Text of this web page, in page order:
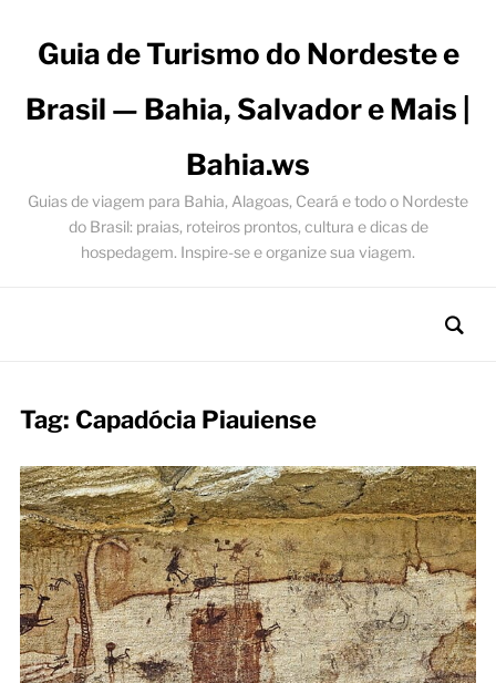
Guia de Turismo do Nordeste e
Brasil — Bahia, Salvador e Mais |
Bahia.ws
Guias de viagem para Bahia, Alagoas, Ceará e todo o Nordeste
do Brasil: praias, roteiros prontos, cultura e dicas de
hospedagem. Inspire-se e organize sua viagem.
Tag: Capadócia Piauiense